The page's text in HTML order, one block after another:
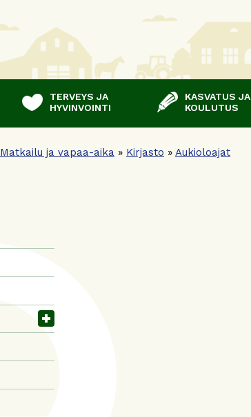
TERVEYS JA
HYVINVOINTI
KASVATUS JA
KOULUTUS
Matkailu ja vapaa-aika » Kirjasto » Aukioloajat